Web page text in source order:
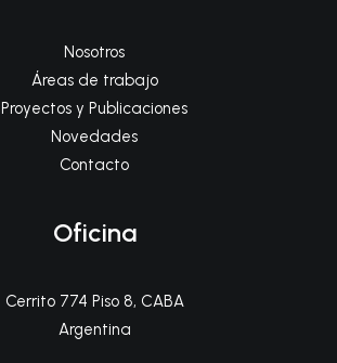
Nosotros
Áreas de trabajo
Proyectos y Publicaciones
Novedades
Contacto
Oficina
Cerrito 774 Piso 8, CABA
Argentina